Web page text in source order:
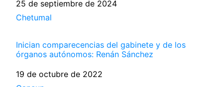
Fecha
25 de septiembre de 2024
Respecto a
Chetumal
Inician comparecencias del gabinete y de los
órganos autónomos: Renán Sánchez
Fecha
19 de octubre de 2022